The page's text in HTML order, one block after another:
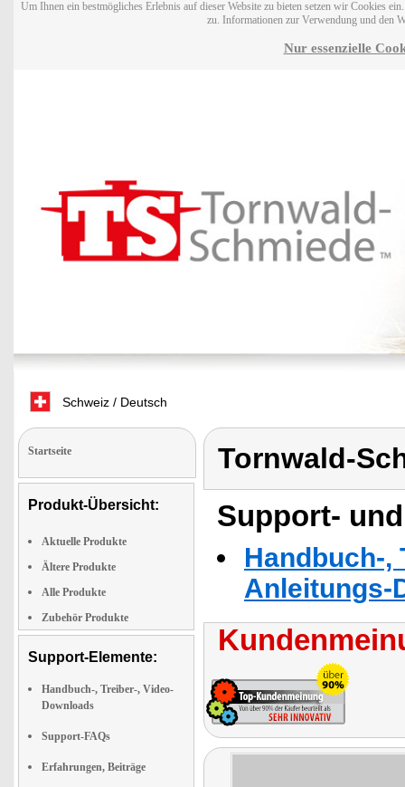
Um Ihnen ein bestmögliches Erlebnis auf dieser Website zu bieten setzen wir Cookies
zu. Informationen zur Verwendung und den
Nur essenzielle
Schweiz / Deutsch
Startseite
Produkt-Übersicht:
Aktuelle Produkte
Ältere Produkte
Alle Produkte
Zubehör Produkte
Support-Elemente:
Handbuch-, Treiber-, Video-
Downloads
Support-FAQs
Erfahrungen, Beiträge
Tornwald-
Support-
Handbuch-,
Anleitungs-